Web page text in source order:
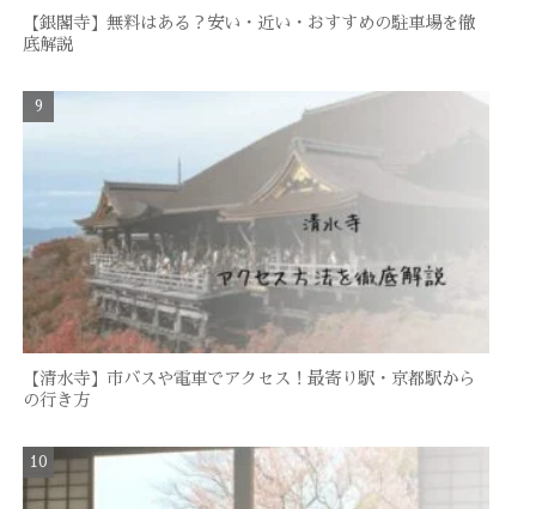
【銀閣寺】無料はある？安い・近い・おすすめの駐車場を徹
底解説
【清水寺】市バスや電車でアクセス！最寄り駅・京都駅から
の行き方